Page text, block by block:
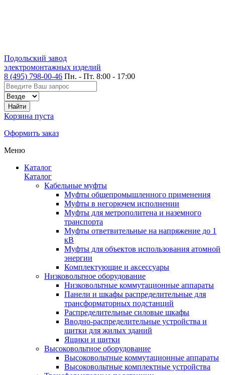
Подольский завод
электромонтажных изделий
8 (495) 798-00-46 Пн. - Пт. 8:00 - 17:00
Корзина пуста
Оформить заказ
Меню
Каталог
Каталог
Кабельные муфты
Муфты общепромышленного применения
Муфты в негорючем исполнении
Муфты для метрополитена и наземного
транспорта
Муфты ответвительные на напряжение до 1
кВ
Муфты для объектов использования атомной
энергии
Комплектующие и аксессуары
Низковольтное оборудование
Низковольтные коммутационные аппараты
Панели и шкафы распределительные для
трансформаторных подстанций
Распределительные силовые шкафы
Вводно-распределительные устройства и
щитки для жилых зданий
Ящики и щитки
Высоковольтное оборудование
Высоковольтные коммутационные аппараты
Высоковольтные комплектные устройства